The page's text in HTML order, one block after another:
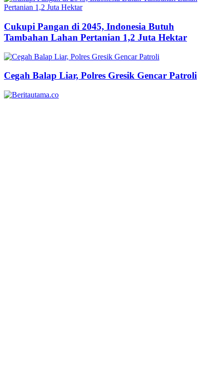
Cukupi Pangan di 2045, Indonesia Butuh
Tambahan Lahan Pertanian 1,2 Juta Hektar
Cegah Balap Liar, Polres Gresik Gencar Patroli